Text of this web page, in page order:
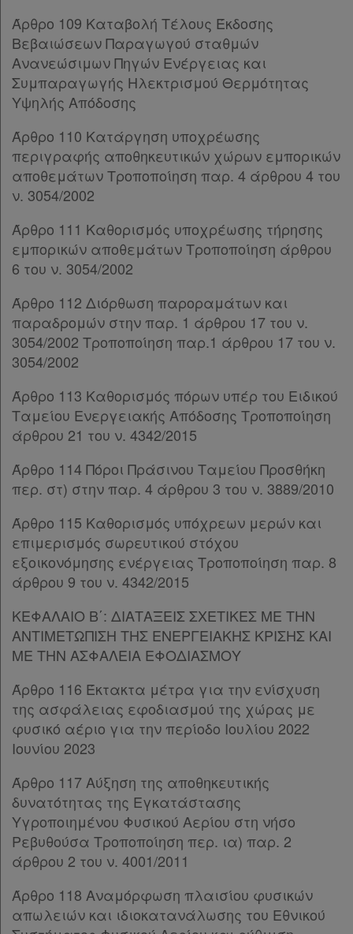
Παρ.3
Παρ.4
Άρθρο 94 [-]
Παρ.1
Παρ.2
Παρ.3
Παρ.4
Παρ.5
Παρ.6
Παρ.7
Παρ.8
Παρ.9
Παρ.10
Άρθρο 96 [-]
Παρ.1
Παρ.2
Παρ.1
Παρ.2
Παρ.3
Παρ.4
Παρ.5
Παρ.6
Παρ.7
Παρ.8
Παρ.9
Παρ.10
Παρ.12
Παρ.13
Παρ.14
Παρ.15
Παρ.16
Άρθρο 96Β [-]
Παρ.1
Παρ.2
Παρ.3
Παρ.4
Άρθρο 96Γ [-]
Παρ.1
Παρ.2
Παρ.4
Παρ.5
Άρθρο 109 Καταβολή Τέλους Έκδοσης
Βεβαιώσεων Παραγωγού σταθμών
Ανανεώσιμων Πηγών Ενέργειας και
Συμπαραγωγής Ηλεκτρισμού Θερμότητας
Υψηλής Απόδοσης
Άρθρο 110 Κατάργηση υποχρέωσης
περιγραφής αποθηκευτικών χώρων εμπορικών
αποθεμάτων Τροποποίηση παρ. 4 άρθρου 4 του
ν. 3054/2002
Άρθρο 111 Καθορισμός υποχρέωσης τήρησης
εμπορικών αποθεμάτων Τροποποίηση άρθρου
6 του ν. 3054/2002
Άρθρο 112 Διόρθωση παροραμάτων και
παραδρομών στην παρ. 1 άρθρου 17 του ν.
3054/2002 Τροποποίηση παρ.1 άρθρου 17 του ν.
3054/2002
Άρθρο 113 Καθορισμός πόρων υπέρ του Ειδικού
Ταμείου Ενεργειακής Απόδοσης Τροποποίηση
άρθρου 21 του ν. 4342/2015
Άρθρο 114 Πόροι Πράσινου Ταμείου Προσθήκη
περ. στ) στην παρ. 4 άρθρου 3 του ν. 3889/2010
Άρθρο 115 Καθορισμός υπόχρεων μερών και
επιμερισμός σωρευτικού στόχου
εξοικονόμησης ενέργειας Τροποποίηση παρ. 8
άρθρου 9 του ν. 4342/2015
ΚΕΦΑΛΑΙΟ Β΄: ΔΙΑΤΑΞΕΙΣ ΣΧΕΤΙΚΕΣ ΜΕ ΤΗΝ
ΑΝΤΙΜΕΤΩΠΙΣΗ ΤΗΣ ΕΝΕΡΓΕΙΑΚΗΣ ΚΡΙΣΗΣ ΚΑΙ
ΜΕ ΤΗΝ ΑΣΦΑΛΕΙΑ ΕΦΟΔΙΑΣΜΟΥ
Άρθρο 116 Έκτακτα μέτρα για την ενίσχυση
της ασφάλειας εφοδιασμού της χώρας με
φυσικό αέριο για την περίοδο Ιουλίου 2022
Ιουνίου 2023
Άρθρο 117 Αύξηση της αποθηκευτικής
δυνατότητας της Εγκατάστασης
Υγροποιημένου Φυσικού Αερίου στη νήσο
Ρεβυθούσα Τροποποίηση περ. ια) παρ. 2
άρθρου 2 του ν. 4001/2011
Άρθρο 118 Αναμόρφωση πλαισίου φυσικών
απωλειών και ιδιοκατανάλωσης του Εθνικού